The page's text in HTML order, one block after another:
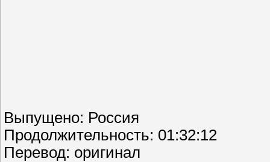
Выпущено: Россия
Продолжительность: 01:32:12
Перевод: оригинал